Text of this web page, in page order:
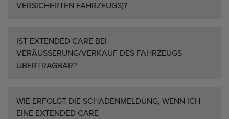
VERSICHERTEN FAHRZEUGS)?
IST EXTENDED CARE BEI
VERÄUSSERUNG/VERKAUF DES FAHRZEUGS Ü
BERTRAGBAR?
WIE ERFOLGT DIE SCHADENMELDUNG, WENN ICH
EINE EXTENDED CARE